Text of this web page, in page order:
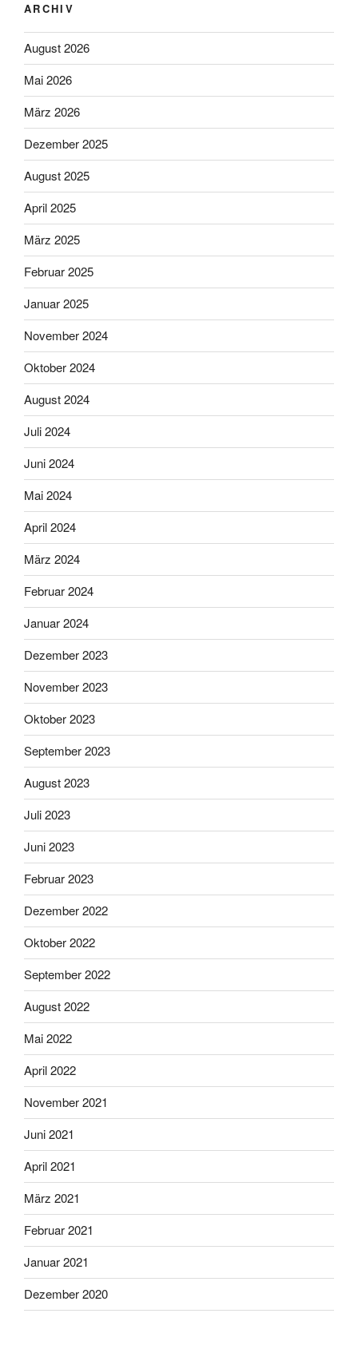
ARCHIV
August 2026
Mai 2026
März 2026
Dezember 2025
August 2025
April 2025
März 2025
Februar 2025
Januar 2025
November 2024
Oktober 2024
August 2024
Juli 2024
Juni 2024
Mai 2024
April 2024
März 2024
Februar 2024
Januar 2024
Dezember 2023
November 2023
Oktober 2023
September 2023
August 2023
Juli 2023
Juni 2023
Februar 2023
Dezember 2022
Oktober 2022
September 2022
August 2022
Mai 2022
April 2022
November 2021
Juni 2021
April 2021
März 2021
Februar 2021
Januar 2021
Dezember 2020